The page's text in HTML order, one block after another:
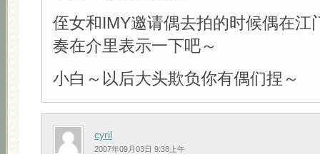
侄女和IMY邀请偶去拍的时候偶在江
奏在介里表示一下吧～
小白～以后大头欺负你有偶们捏～
cyril
2007年09月03日 9:38上午